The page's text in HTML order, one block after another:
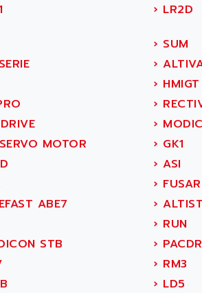
› LR2D
› SUM
›
› HMIGT
›
›
MOTOR › GK1
› ASI
›
ABE7 ›
› RUN
STB ›
› RM3
› LD5